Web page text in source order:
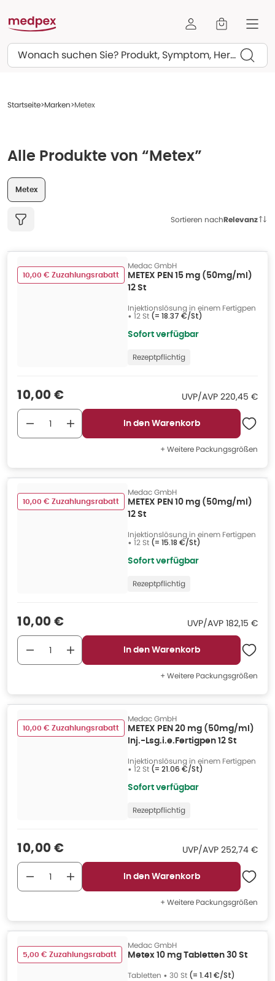
Suchen
Startseite Marken Metex
Alle Produkte von “Metex”
Metex
Sortieren nachRelevanz
10,00 € Zuzahlungsrabatt
Medac GmbH
METEX PEN 15 mg (50mg/ml)
12 St
Injektionslösung in einem Fertigpen
• 12 St (= 18.37 €/St)
Sofort verfügbar
Rezeptpflichtig
Verkaufspreis
10,00 € UVP/AVP UVP/AVP:
220,45 €
In den Warenkorb
+ Weitere Packungsgrößen
10,00 € Zuzahlungsrabatt
Medac GmbH
METEX PEN 10 mg (50mg/ml)
12 St
Injektionslösung in einem Fertigpen
• 12 St (= 15.18 €/St)
Sofort verfügbar
Rezeptpflichtig
Verkaufspreis
10,00 € UVP/AVP UVP/AVP
182,15 €
In den Warenkorb
+ Weitere Packungsgrößen
10,00 € Zuzahlungsrabatt
Medac GmbH
METEX PEN 20 mg (50mg/ml)
Inj.-Lsg.i.e.Fertigpen 12 St
Injektionslösung in einem Fertigpen
• 12 St (= 21.06 €/St)
Sofort verfügbar
Rezeptpflichtig
Verkaufspreis
10,00 € UVP/AVP UVP/AVP:
252,74 €
In den Warenkorb
+ Weitere Packungsgrößen
5,00 € Zuzahlungsrabatt
Medac GmbH
Metex 10 mg Tabletten 30 St
Tabletten • 30 St (= 1.41 €/St)